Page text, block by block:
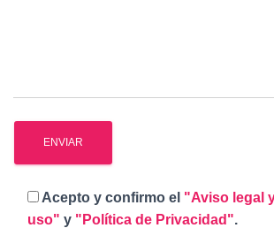
Acepto y confirmo el "Aviso legal
uso" y "Política de Privacidad".